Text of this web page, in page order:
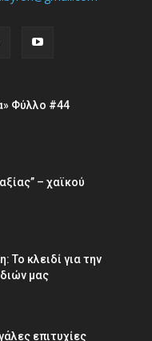
Φύλλο #44
– χαϊκού
Το κλειδί για την
µας
επιτυχίες